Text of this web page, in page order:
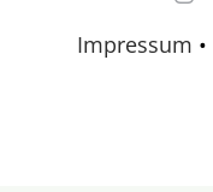
Impressum •